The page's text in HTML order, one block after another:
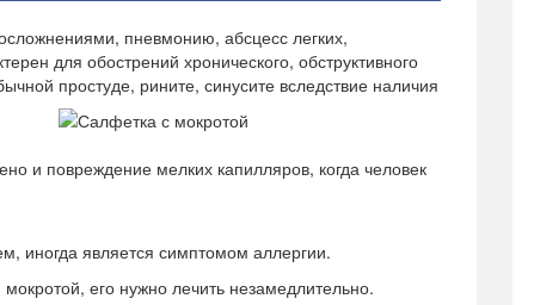
пневмонию, абсцесс легких,
для обострений хронического, обструктивного
простуде, рините, синусите вследствие наличия
и повреждение мелких капилляров, когда человек
иногда является симптомом аллергии.
его нужно лечить незамедлительно.